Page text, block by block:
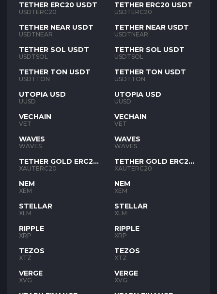
TETHER ERC20 USDT
USDTERC20
TETHER NEAR USDT
USDTNEAR
TETHER SOL USDT
USDTSOL
TETHER TON USDT
USDTTON
UTOPIA USD
UUSD
VECHAIN
VET
WAVES
WAVES
TETHER GOLD ERC20
XAUT
XAUTERC20
NEM
XEM
STELLAR
XLM
RIPPLE
XRP
TEZOS
XTZ
VERGE
XVG
TETHER ERC20 USDT
USDTERC20
TETHER NEAR USDT
USDTNEAR
TETHER SOL USDT
USDTSOL
TETHER TON USDT
USDTTON
UTOPIA USD
UUSD
VECHAIN
VET
WAVES
WAVES
TETHER GOLD ERC20
XAUT
XAUTERC20
NEM
XEM
STELLAR
XLM
RIPPLE
XRP
TEZOS
XTZ
VERGE
XVG